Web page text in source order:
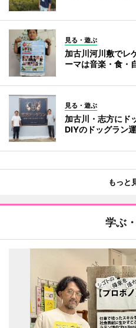
見る・遊ぶ
加古川河川敷でレ
ーマは音楽・食・
見る・遊ぶ
加古川・志方に
DIYのドッグラン
もっと
学ぶ